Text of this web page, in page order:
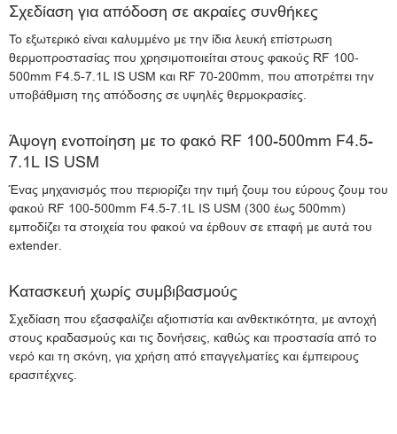
Σχεδίαση για απόδοση σε ακραίες συνθήκες
Το εξωτερικό είναι καλυμμένο με την ίδια λευκή επίστρωση
θερμοπροστασίας που χρησιμοποιείται στους φακούς RF 100-
500mm F4.5-7.1L IS USM και RF 70-200mm, που αποτρέπει την
υποβάθμιση της απόδοσης σε υψηλές θερμοκρασίες.
Άψογη ενοποίηση με το φακό RF 100-500mm F4.5-
7.1L IS USM
Ένας μηχανισμός που περιορίζει την τιμή ζουμ του εύρους ζουμ του
φακού RF 100-500mm F4.5-7.1L IS USM (300 έως 500mm)
εμποδίζει τα στοιχεία του φακού να έρθουν σε επαφή με αυτά του
extender.
Κατασκευή χωρίς συμβιβασμούς
Σχεδίαση που εξασφαλίζει αξιοπιστία και ανθεκτικότητα, με αντοχή
στους κραδασμούς και τις δονήσεις, καθώς και προστασία από το
νερό και τη σκόνη, για χρήση από επαγγελματίες και έμπειρους
ερασιτέχνες.